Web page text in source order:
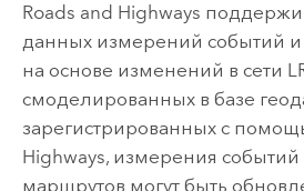
Roads and Highways
данных измерений событий и
на основе изменений в сети
смоделированных в базе
зарегистрированных с
Highways, измерения событий
маршрутов могут быть